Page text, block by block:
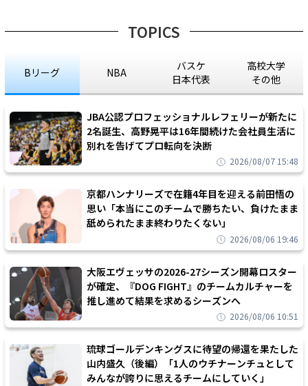
TOPICS
Bリーグ NBA
バスケ
日本代表
高校大学
その他
JBA公認プロフェッショナルレフェリーが新たに
2名誕生、高野晃平は16年間続けた会社員生活に
別れを告げてプロ転向を決断
2026/08/07 15:48
京都ハンナリーズで在籍4年目を迎える前田悟の
思い「本当にこのチームで勝ちたい、負けたまま
舐められたまま終わりたくない」
2026/08/06 19:46
大阪エヴェッサの2026-27シーズン開幕ロスター
が確定、『DOG FIGHT』のチームカルチャーを
推し進めて結果を求めるシーズンへ
2026/08/06 10:51
琉球ゴールデンキングスに待望の帰還を果たした
山内盛久（後編）「1人のウチナーンチュとして
みんなが誇りに思えるチームにしていく」